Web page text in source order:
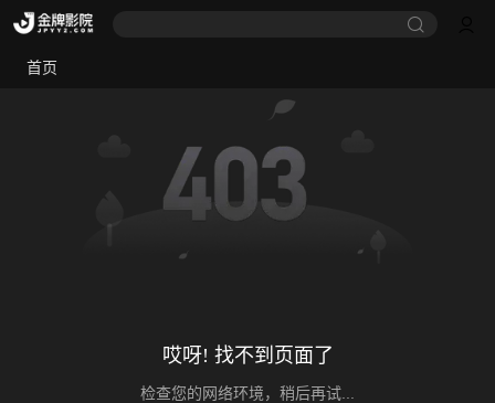
首页
哎呀! 找不到页面了
检查您的网络环境，稍后再试...